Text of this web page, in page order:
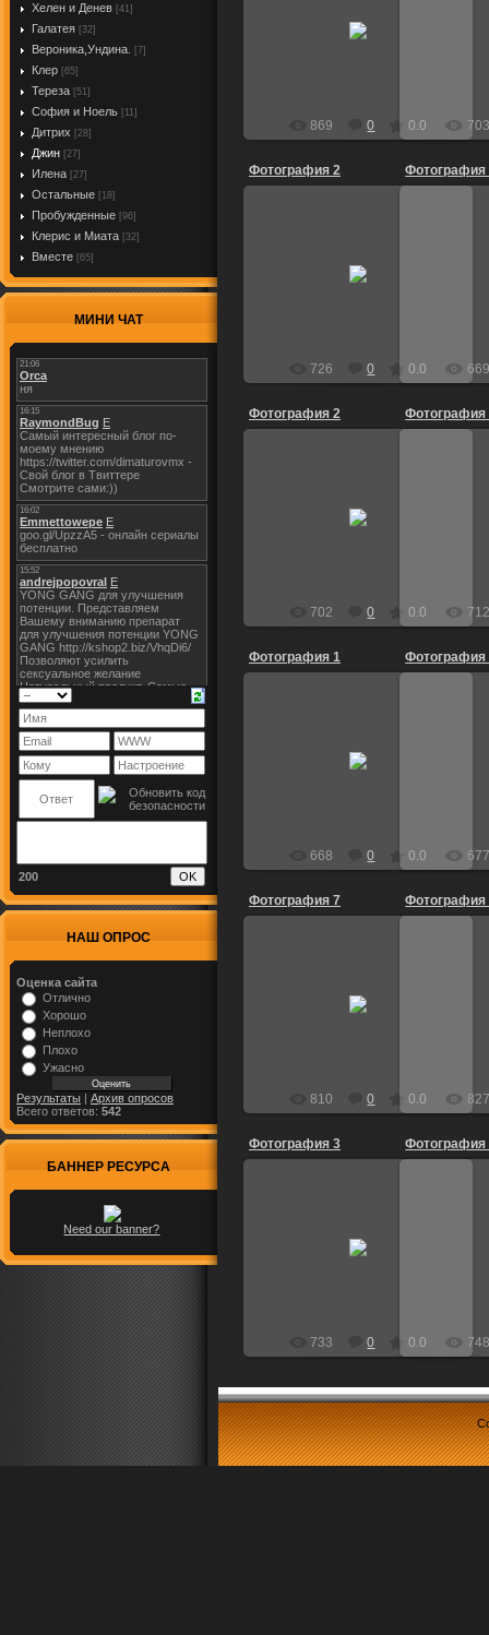
Хелен и Денев [41]
Галатея [32]
Вероника,Ундина. [7]
Клер [65]
Тереза [51]
София и Ноель [11]
Дитрих [28]
Джин [27]
Илена [27]
Остальные [18]
Пробужденные [96]
Клерис и Миата [32]
Вместе [65]
МИНИ ЧАТ
200
НАШ ОПРОС
Оценка сайта
Отлично
Хорошо
Неплохо
Плохо
Ужасно
Результаты | Архив опросов
Всего ответов: 542
БАННЕР РЕСУРСА
Need our banner?
869 0 0.0 703
Фотография 2
726 0 0.0
Фотография
669
Фотография 2
702 0 0.0
Фотография
712
Фотография 1
668 0 0.0
Фотография
677
Фотография 7
810 0 0.0
Фотография
827
Фотография 3
733 0 0.0
Фотография
748